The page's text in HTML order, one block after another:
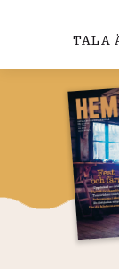
TALA